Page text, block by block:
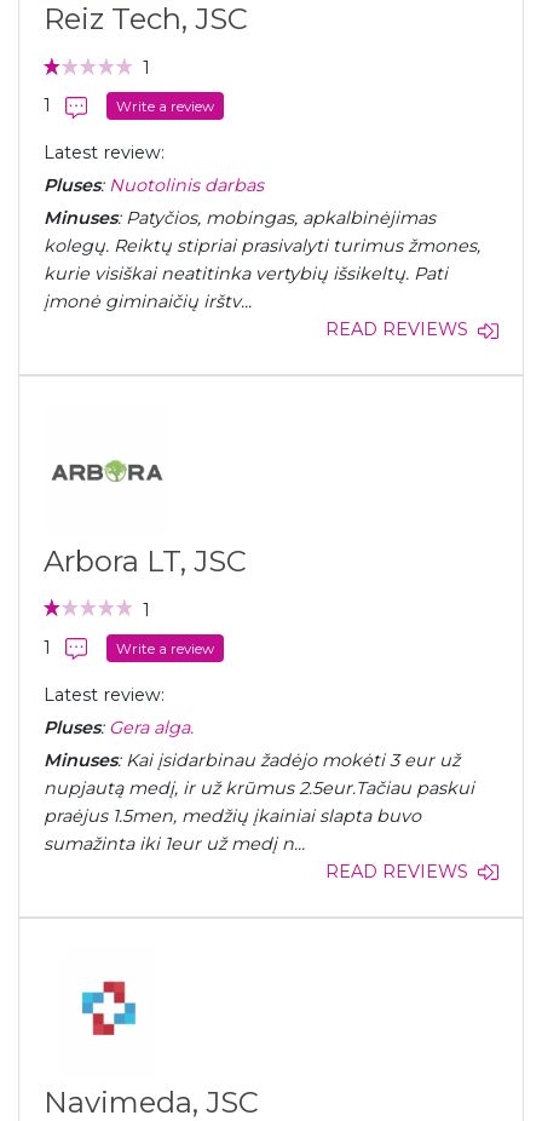
Reiz Tech, JSC
1
1
Write a review
Latest review:
Pluses: Nuotolinis darbas
Minuses: Patyčios, mobingas, apkalbinėjimas
kolegų. Reiktų stipriai prasivalyti turimus žmones,
kurie visiškai neatitinka vertybių išsikeltų. Pati
įmonė giminaičių irštv...
READ REVIEWS
Arbora LT, JSC
1
1
Write a review
Latest review:
Pluses: Gera alga.
Minuses: Kai įsidarbinau žadėjo mokėti 3 eur už
nupjautą medį, ir už krūmus 2.5eur.Tačiau paskui
praėjus 1.5men, medžių įkainiai slapta buvo
sumažinta iki 1eur už medį n...
READ REVIEWS
Navimeda, JSC